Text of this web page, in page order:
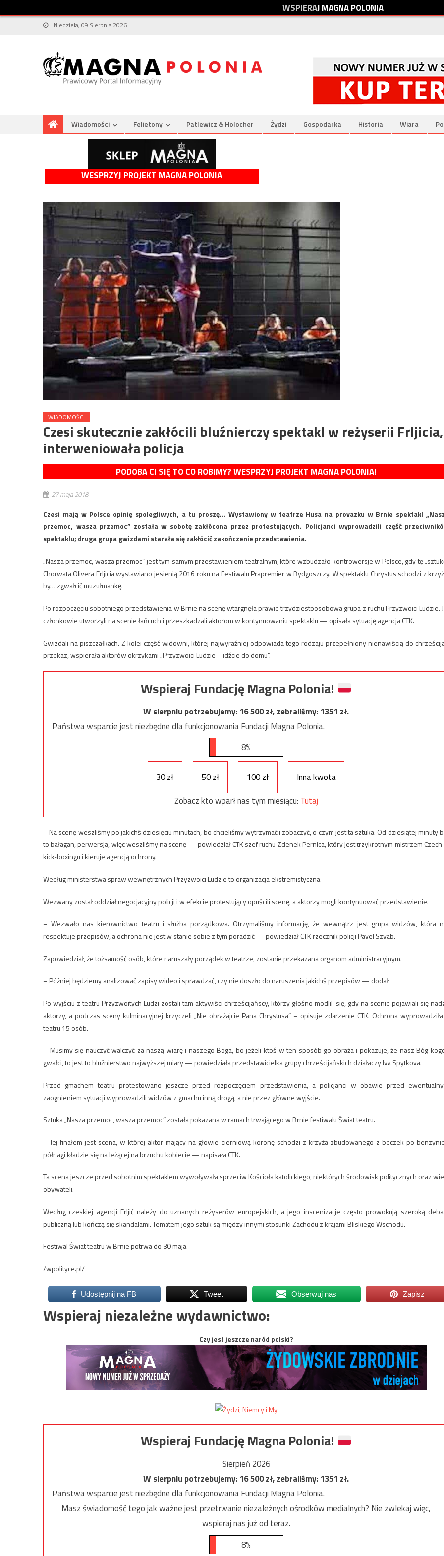
WSPIERAJMAGNAPOLONIA
Niedziela, 09 Sierpnia 2026
Wiadomości Felietony Patlewicz & Holocher Żydzi Gospodarka Historia Wiara
WESPRZYJ PROJEKT MAGNA POLONIA
WIADOMOŚCI
Czesi skutecznie zakłócili bluźnierczy spektakl w reżyserii Frljicia,
interweniowała policja
PODOBA CI SIĘ TO CO ROBIMY? WESPRZYJ PROJEKT MAGNA POLONIA!
27 maja 2018
Czesi mają w Polsce opinię spolegliwych, a tu proszę… Wystawiony w teatrze Husa na provazku w Brnie spektakl
przemoc, wasza przemoc” została w sobotę zakłócona przez protestujących. Policjanci wyprowadzili część
spektaklu; druga grupa gwizdami starała się zakłócić zakończenie przedstawienia.
„Nasza przemoc, wasza przemoc” jest tym samym przestawieniem teatralnym, które wzbudzało kontrowersje w Polsce, gdy tę
Chorwata Olivera Frljicia wystawiano jesienią 2016 roku na Festiwalu Prapremier w Bydgoszczy. W spektaklu Chrystus schodzi z
by… zgwałcić muzułmankę.
Po rozpoczęciu sobotniego przedstawienia w Brnie na scenę wtargnęła prawie trzydziestoosobowa grupa z ruchu Przyzwoici Ludzie.
członkowie utworzyli na scenie łańcuch i przeszkadzali aktorom w kontynuowaniu spektaklu — opisała sytuację agencja CTK.
Gwizdali na piszczałkach. Z kolei część widowni, której najwyraźniej odpowiada tego rodzaju przepełniony nienawiścią do
przekaz, wspierała aktorów okrzykami „Przyzwoici Ludzie – idźcie do domu”.
Wspieraj Fundację Magna Polonia!
W sierpniu potrzebujemy:16 500zł, zebraliśmy:1351 zł.
Państwa wsparcie jest niezbędne dla funkcjonowania Fundacji Magna Polonia.
8%
30 zł 50 zł 100 zł
Inna kwota
Zobacz kto wparł nas tym miesiącu: Tutaj
– Na scenę weszliśmy po jakichś dziesięciu minutach, bo chcieliśmy wytrzymać i zobaczyć, o czym jest ta sztuka. Od dziesiątej minuty
to bałagan, perwersja, więc weszliśmy na scenę — powiedział CTK szef ruchu Zdenek Pernica, który jest trzykrotnym mistrzem Czech
kick-boxingu i kieruje agencją ochrony.
Według ministerstwa spraw wewnętrznych Przyzwoici Ludzie to organizacja ekstremistyczna.
Wezwany został oddział negocjacyjny policji i w efekcie protestujący opuścili scenę, a aktorzy mogli kontynuować przedstawienie.
– Wezwało nas kierownictwo teatru i służba porządkowa. Otrzymaliśmy informację, że wewnątrz jest grupa widzów, która
respektuje przepisów, a ochrona nie jest w stanie sobie z tym poradzić — powiedział CTK rzecznik policji Pavel Szvab.
Zapowiedział, że tożsamość osób, które naruszały porządek w teatrze, zostanie przekazana organom administracyjnym.
– Później będziemy analizować zapisy wideo i sprawdzać, czy nie doszło do naruszenia jakichś przepisów — dodał.
Po wyjściu z teatru Przyzwoitych Ludzi zostali tam aktywiści chrześcijańscy, którzy głośno modlili się, gdy na scenie pojawiali się
aktorzy, a podczas sceny kulminacyjnej krzyczeli „Nie obrażajcie Pana Chrystusa” – opisuje zdarzenie CTK. Ochrona
teatru 15 osób.
– Musimy się nauczyć walczyć za naszą wiarę i naszego Boga, bo jeżeli ktoś w ten sposób go obraża i pokazuje, że nasz Bóg
gwałci, to jest to bluźnierstwo najwyższej miary — powiedziała przedstawicielka grupy chrześcijańskich działaczy Iva Spytkova.
Przed gmachem teatru protestowano jeszcze przed rozpoczęciem przedstawienia, a policjanci w obawie przed
zaognieniem sytuacji wyprowadzili widzów z gmachu inną drogą, a nie przez główne wyjście.
Sztuka „Nasza przemoc, wasza przemoc” została pokazana w ramach trwającego w Brnie festiwalu Świat teatru.
– Jej finałem jest scena, w której aktor mający na głowie cierniową koronę schodzi z krzyża zbudowanego z beczek po
półnagi kładzie się na leżącej na brzuchu kobiecie — napisała CTK.
Ta scena jeszcze przed sobotnim spektaklem wywoływała sprzeciw Kościoła katolickiego, niektórych środowisk politycznych oraz
obywateli.
Według czeskiej agencji Frljić należy do uznanych reżyserów europejskich, a jego inscenizacje często prowokują szeroką
publiczną lub kończą się skandalami. Tematem jego sztuk są między innymi stosunki Zachodu z krajami Bliskiego Wschodu.
Festiwal Świat teatru w Brnie potrwa do 30 maja.
/wpolityce.pl/
Udostępnij na FB Tweet Obserwuj nas Zapisz
Wspieraj niezależne wydawnictwo:
Czy jest jeszcze naród polski?
Wspieraj Fundację Magna Polonia!
Sierpień 2026
W sierpniu potrzebujemy:16 500zł, zebraliśmy:1351 zł.
Państwa wsparcie jest niezbędne dla funkcjonowania Fundacji Magna Polonia.
Masz świadomość tego jak ważne jest przetrwanie niezależnych ośrodków medialnych? Nie zwlekaj więc,
wspieraj nas już od teraz.
8%